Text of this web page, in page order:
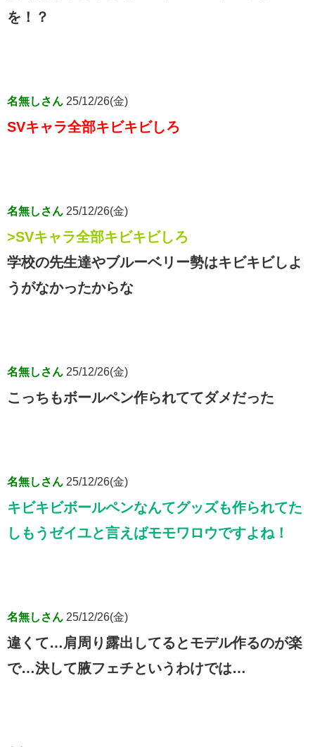
を！？
名無しさん 25/12/26(金)
SVキャラ全部キビキビしろ
名無しさん 25/12/26(金)
>SVキャラ全部キビキビしろ
学校の先生達やブルーベリー勢はキビキビしよ
うがなかったからな
名無しさん 25/12/26(金)
こっちもボールペン作られててダメだった
名無しさん 25/12/26(金)
キビキビボールペンなんてグッズも作られてた
しもうゼイユと言えばモモワロウですよね！
名無しさん 25/12/26(金)
違くて…肩周り露出してるとモデル作るのが楽
で…決して腋フェチというわけでは…